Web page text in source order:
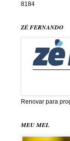
8184
ZÉ FERNANDO
Renovar para
MEU MEL